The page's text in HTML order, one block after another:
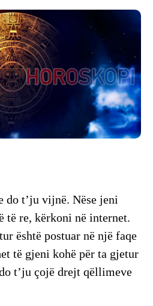
do t’ju vijnë. Nëse jeni
të re, kërkoni në internet.
është postuar në një faqe
të gjeni kohë për ta gjetur
t’ju çojë drejt qëllimeve